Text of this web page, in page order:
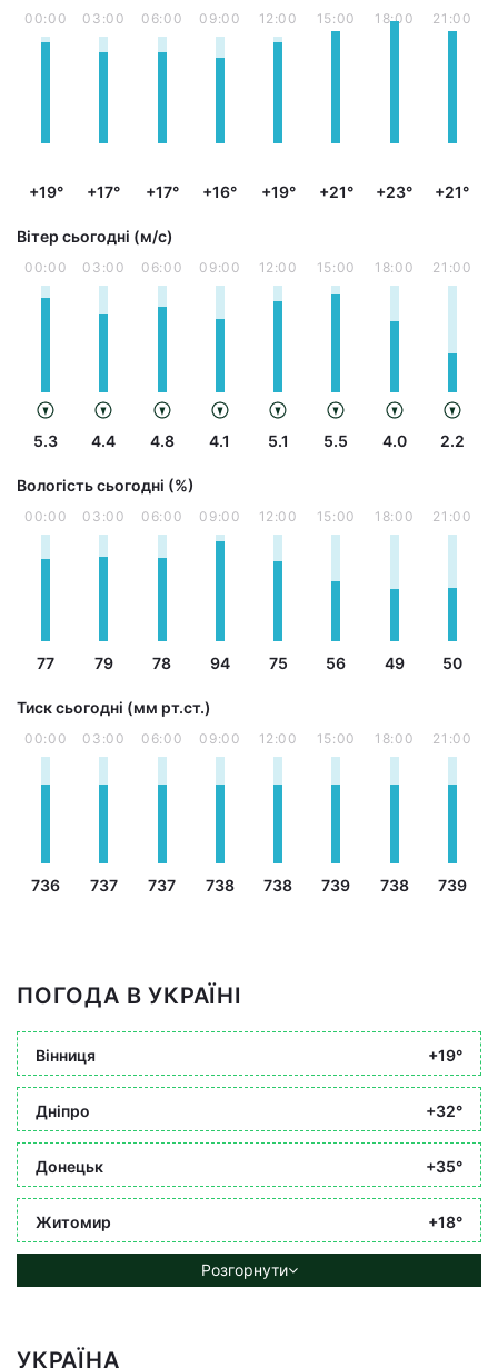
00:00
+19°
03:00
+17°
06:00
+17°
09:00
+16°
12:00
+19°
15:00
+21°
18:00
+23°
21:00
+21°
Вітер сьогодні (м/с)
00:00
5.3
03:00
4.4
06:00
4.8
09:00
4.1
12:00
5.1
15:00
5.5
18:00
4.0
21:00
2.2
Вологість сьогодні (%)
00:00
77
03:00
79
06:00
78
09:00
94
12:00
75
15:00
56
18:00
49
21:00
50
Тиск сьогодні (мм рт.ст.)
00:00
736
03:00
737
06:00
737
09:00
738
12:00
738
15:00
739
18:00
738
21:00
739
ПОГОДА В УКРАЇНІ
Вінниця +19°
Дніпро +32°
Донецьк +35°
Житомир +18°
Розгорнути
УКРАЇНА